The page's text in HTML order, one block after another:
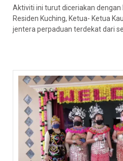
Aktiviti ini turut diceriakan dengan
Residen Kuching, Ketua- Ketua
jentera perpaduan terdekat dari